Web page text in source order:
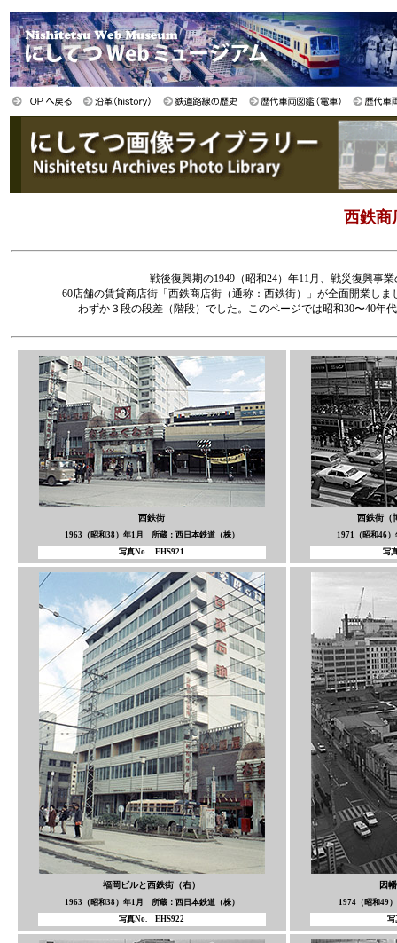
西鉄商
戦後復興期の1949（昭和24）年11月、戦災復興事
60店舗の賃貸商店街「西鉄商店街（通称：西鉄街）」が全面開業し
わずか３段の段差（階段）でした。このページでは昭和30〜40年
西鉄街
1963（昭和38）年1月 所蔵：西日本鉄道（株）
写真No. EHS921
西鉄街（
1971（昭和46
写
福岡ビルと西鉄街（右）
1963（昭和38）年1月 所蔵：西日本鉄道（株）
写真No. EHS922
因
1974（昭和49